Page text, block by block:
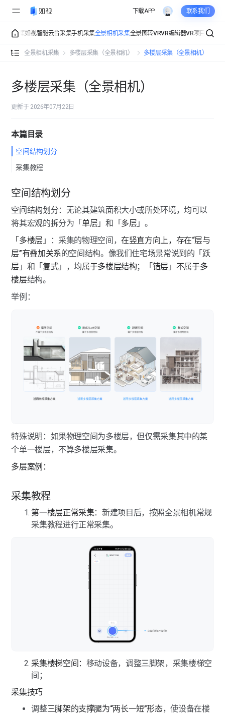
下载APP 联系我们
加莱采集如视智能云台采集手机采集全景相机采集全景图转VRVR编辑器VR项目管理
全景相机采集 多楼层采集（全景相机） 多楼层采集（全景相机）
全景相机采集介绍
安装与连接（全景相机）
倒计时采集
采集模式
曝光功能
空间自动清理
常规采集（全景相机）
多楼层采集（全景相机）
多楼层采集（全景相机）
楼层管理（全景相机）
全景相机常见问题
如视VR app适配的全景相机有哪些？
如何安装全景相机？
如何合理规划采集路径？
全景相机点位拼接失败如何解决？
如何进行手动拼接操作？
全景相机固件升级如何操作？
多楼层采集（全景相机）
更新于 2026年07月22日
本篇目录
空间结构划分
采集教程
空间结构划分
空间结构划分：无论其建筑面积大小或所处环境，均可以
将其宏观的拆分为「单层 」和「 多层 」。
「多楼层」
：采集的物理空间，在竖直方向上，存在“层与
层”有叠加关系的空间结构。像我们住宅场景常说到的「 跃
层 」和「 复式」，均属于多楼层结构；「 错层 」 不属于多
楼层结构。
举例：
特殊说明：如果物理空间为多楼层，但仅需采集其中的某
个单一楼层，不算多楼层采集。
多层案例：
采集教程
第一楼层正常采集：新建项目后，按照全景相机常规
采集教程进行正常采集。
采集楼梯空间： 移动设备，调整三脚架，采集楼梯空
间；
采集技巧
调整三脚架的支撑腿为“两长一短”形态，使设备在楼